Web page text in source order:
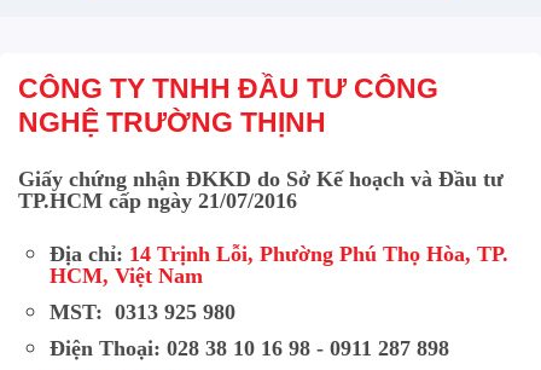
CÔNG TY TNHH ĐẦU TƯ CÔNG
NGHỆ TRƯỜNG THỊNH
Giấy chứng nhận ĐKKD do Sở Kế hoạch và Đầu tư
TP.HCM cấp ngày 21/07/2016
Địa chỉ: 14 Trịnh Lỗi, Phường Phú Thọ Hòa, TP.
HCM, Việt Nam
MST: 0313 925 980
Điện Thoại: 028 38 10 16 98 - 0911 287 898